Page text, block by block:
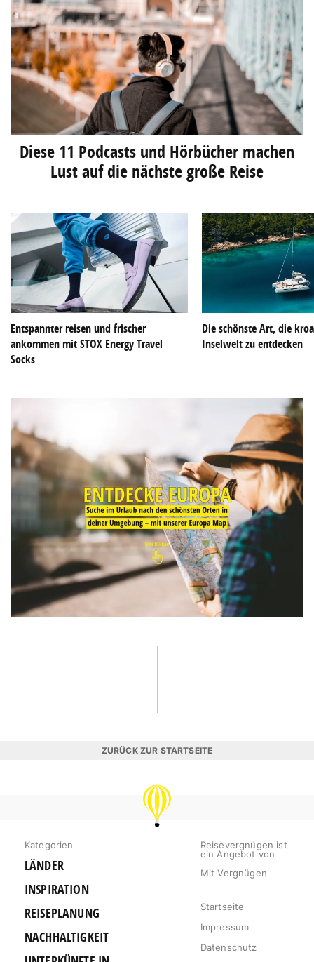
Diese 11 Podcasts und Hörbücher machen
Lust auf die nächste große Reise
Entspannter reisen und frischer
ankommen mit STOX Energy Travel
Socks
Die schönste Art, die
Inselwelt zu entdecken
ZURÜCK ZUR STARTSEITE
REISEVERGNÜGEN
Kategorien
LÄNDER
INSPIRATION
REISEPLANUNG
NACHHALTIGKEIT
Reisevergnügen ist
ein Angebot von
Mit Vergnügen
Startseite
Impressum
Datenschutz